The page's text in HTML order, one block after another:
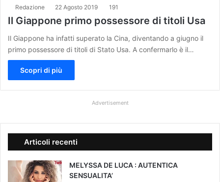
Redazione 22 Agosto 2019 191
Il Giappone primo possessore di titoli Usa
Il Giappone ha infatti superato la Cina, diventando a giugno il
primo possessore di titoli di Stato Usa. A confermarlo è il…
Scopri di più
Advertisement
Articoli recenti
MELYSSA DE LUCA : AUTENTICA
SENSUALITA’